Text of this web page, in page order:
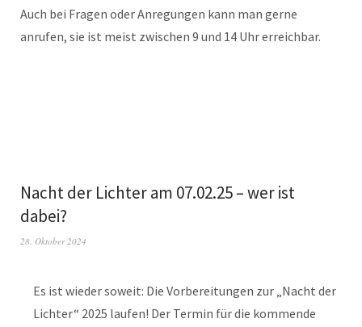
Auch bei Fragen oder Anregungen kann man gerne
anrufen, sie ist meist zwischen 9 und 14 Uhr erreichbar.
Nacht der Lichter am 07.02.25 – wer ist
dabei?
28. Oktober 2024
Es ist wieder soweit: Die Vorbereitungen zur „Nacht der
Lichter“ 2025 laufen! Der Termin für die kommende